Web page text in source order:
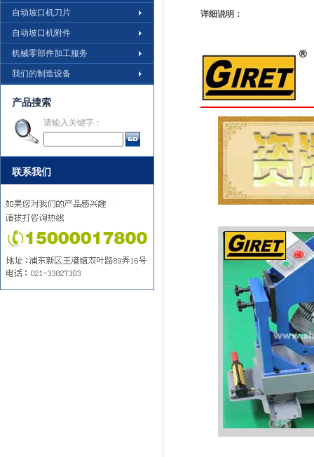
自动坡口机刀片
自动坡口机附件
机械零部件加工服务
我们的制造设备
产品搜索
请输入关键字：
联系我们
详细说明：